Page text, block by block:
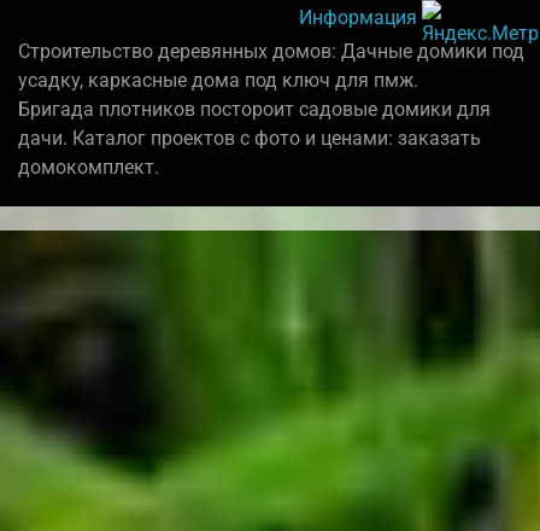
Информация
Строительство деревянных домов: Дачные домики под
усадку, каркасные дома под ключ для пмж.
Бригада плотников постороит садовые домики для
дачи. Каталог проектов с фото и ценами: заказать
домокомплект.